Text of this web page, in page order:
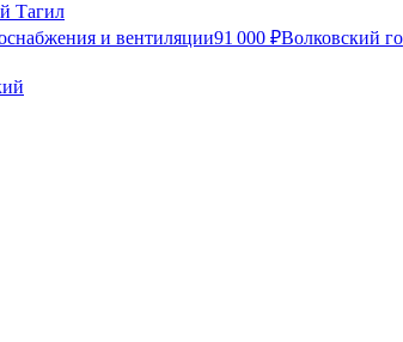
Тагил
и вентиляции91 000 ₽Волковский